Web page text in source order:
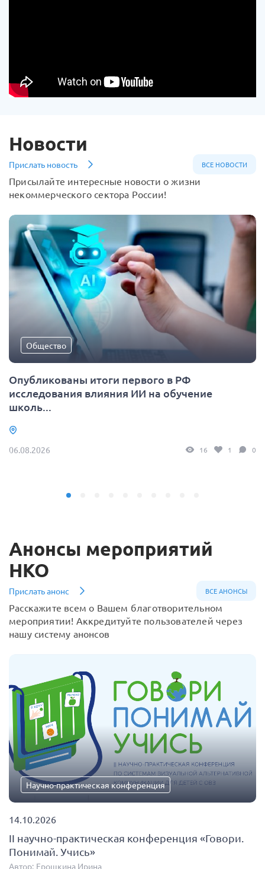
Новости
Прислать новость ВСЕ НОВОСТИ
Присылайте интересные новости о жизни
некоммерческого сектора России!
Общество
Опубликованы итоги первого в РФ
исследования влияния ИИ на обучение
школь...
06.08.2026 16 1 0
Анонсы мероприятий
НКО
Прислать анонс ВСЕ АНОНСЫ
Расскажите всем о Вашем благотворительном
мероприятии! Аккредитуйте пользователей через
нашу систему анонсов
Научно-практическая конференция
14.10.2026
II научно-практическая конференция «Говори.
Понимай. Учись»
Автор: Ерошкина Ирина